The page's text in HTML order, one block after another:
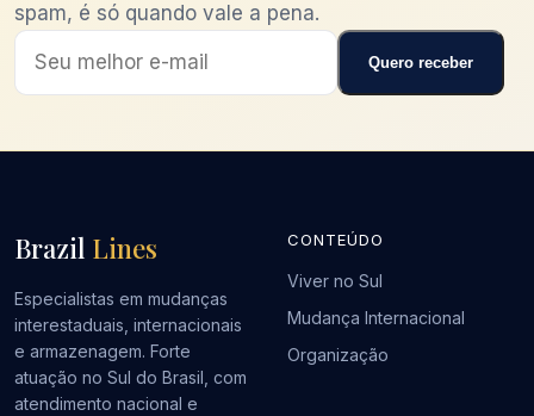
spam, é só quando vale a pena.
Quero receber
Brazil Lines
Especialistas em mudanças
interestaduais, internacionais
e armazenagem. Forte
atuação no Sul do Brasil, com
atendimento nacional e
CONTEÚDO
Viver no Sul
Mudança Internacional
Organização